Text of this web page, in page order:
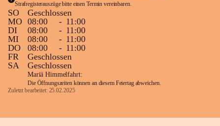
Strafregisterauszüge bitte einen Termin vereinbaren.
SO
Geschlossen
MO 08:00 - 11:00
DI
08:00 - 11:00
MI
08:00 - 11:00
DO
08:00 - 11:00
FR
Geschlossen
SA
Geschlossen
Mariä Himmelfahrt:
Die Öffnungszeiten können an diesem Feiertag abweichen.
Zuletzt bearbeitet: 25.02.2025